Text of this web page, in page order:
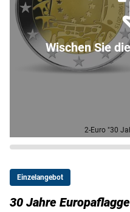
2-Euro "30
Wischen Sie
Einzelangebot
30 Jahre Europaflagge